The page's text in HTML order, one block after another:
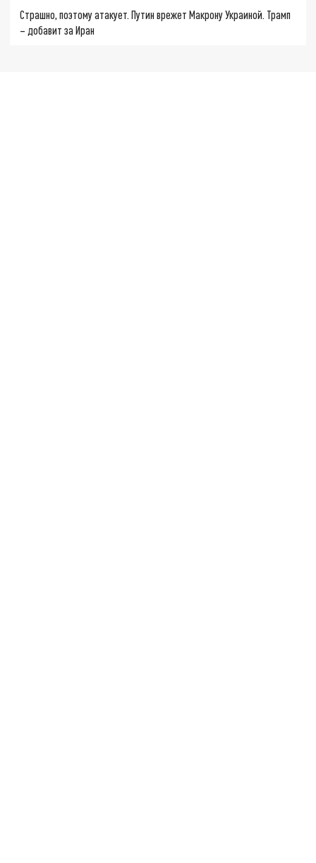
Страшно, поэтому атакует. Путин врежет Макрону Украиной. Трамп
– добавит за Иран